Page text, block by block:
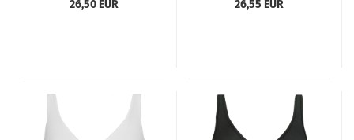
CECEBA
26,50 EUR
schwarz Größen 38 -
26,55 EUR